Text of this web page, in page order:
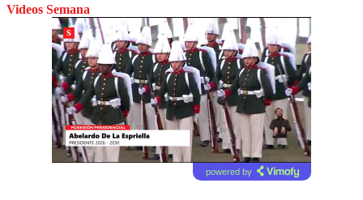
Videos Semana
powered by